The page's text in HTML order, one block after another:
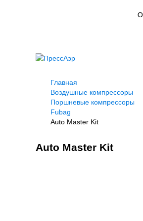
О
Главная
Воздушные компрессоры
Поршневые компрессоры
Fubag
Auto Master Kit
Auto Master Kit